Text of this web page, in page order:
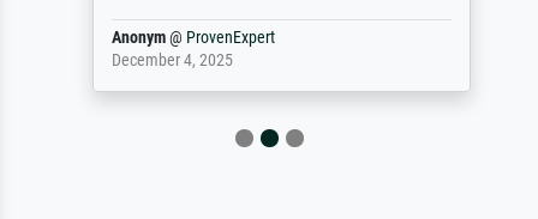
Anonym@ProvenExpert
December 4, 2025